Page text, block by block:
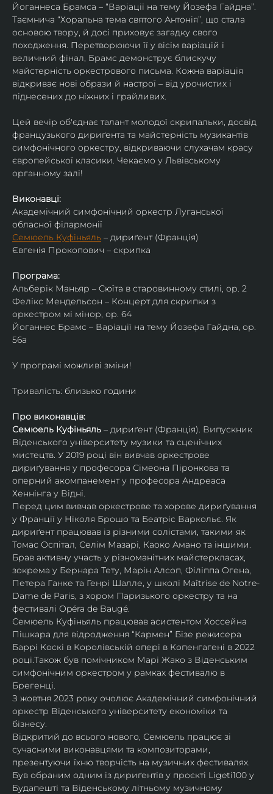
Йоганнеса Брамса – “Варіації на тему Йозефа Гайдна”.
Таємнича “Хоральна тема святого Антонія”, що стала
основою твору, й досі приховує загадку свого
походження. Перетворюючи її у вісім варіацій і
величний фінал, Брамс демонструє блискучу
майстерність оркестрового письма. Кожна варіація
відкриває нові образи й настрої – від урочистих і
піднесених до ніжних і грайливих.
Цей вечір об'єднає талант молодої скрипальки, досвід
французького дириґента та майстерність музикантів
симфонічного оркестру, відкриваючи слухачам красу
європейської класики. Чекаємо у Львівському
органному залі!
Виконавці:
Академічний симфонічний оркестр Луганської
обласної філармонії
Семюель Куфіньяль – дириґент (Франція)
Євгенія Прокопович – скрипка
Програма:
Альберік Маньяр – Сюїта в старовинному стилі, ор. 2
Фелікс Мендельсон – Концерт для скрипки з
оркестром мі мінор, ор. 64
Йоганнес Брамс – Варіації на тему Йозефа Гайдна, ор.
56a
У програмі можливі зміни!
Тривалість: близько години
Про виконавців:
Семюель Куфіньяль – дириґент (Франція). Випускник
Віденського університету музики та сценічних
мистецтв. У 2019 році він вивчав оркестрове
дириґування у професора Сімеона Піронкова та
оперний акомпанемент у професора Андреаса
Хеннінга у Відні.
Перед цим вивчав оркестрове та хорове дириґування
у Франції у Ніколя Брошо та Беатріс Варкольє. Як
дириґент працював із різними солістами, такими як
Томас Оспітал, Селім Мазарі, Каоко Амано та іншими.
Брав активну участь у різноманітних майстеркласах,
зокрема у Бернара Тету, Марін Алсоп, Філіппа Огена,
Петера Ганке та Генрі Шалле, у школі Maîtrise de Notre-
Dame de Paris, з хором Паризького оркестру та на
фестивалі Opéra de Baugé.
Семюель Куфіньяль працював асистентом Хоссейна
Пішкара для відродження “Кармен” Бізе режисера
Баррі Коскі в Королівській опері в Копенгагені в 2022
році.Також був помічником Марі Жако з Віденським
симфонічним оркестром у рамках фестивалю в
Брегенці.
З жовтня 2023 року очолює Академічний симфонічний
оркестр Віденського університету економіки та
бізнесу.
Відкритий до всього нового, Семюель працює зі
сучасними виконавцями та композиторами,
презентуючи їхню творчість на музичних фестивалях.
Був обраним одним із дириґентів у проєкті Ligeti100 у
Будапешті та Віденському літньому музичному